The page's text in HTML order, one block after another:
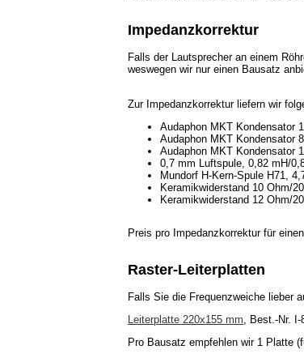
Impedanzkorrektur
Falls der Lautsprecher an einem
weswegen wir nur einen Bausatz
Zur Impedanzkorrektur liefern wir
Audaphon MKT Kondensator
Audaphon MKT Kondensator
Audaphon MKT Kondensator
0,7 mm Luftspule, 0,82 mH/
Mundorf H-Kern-Spule H71,
Keramikwiderstand 10 Ohm/
Keramikwiderstand 12 Ohm/
Preis pro Impedanzkorrektur für
Raster-Leiterplatten
Falls Sie die Frequenzweiche lieber
Leiterplatte 220x155 mm , Best.-Nr.
Pro Bausatz empfehlen wir 1 Platte